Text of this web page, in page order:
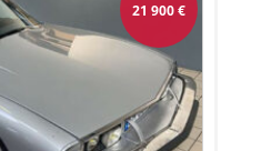
21 900€